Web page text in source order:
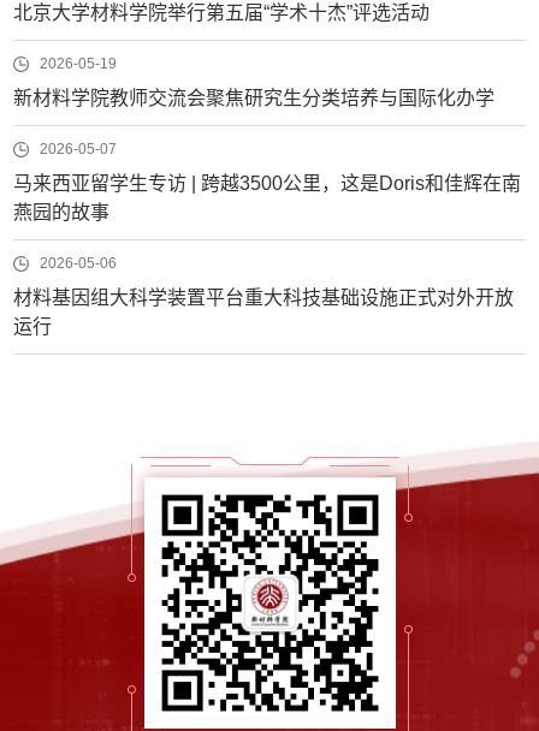
北京大学材料学院举行第五届“学术十杰”评选活动
2026-05-19
新材料学院教师交流会聚焦研究生分类培养与国际化办学
2026-05-07
马来西亚留学生专访 | 跨越3500公里，这是Doris和佳辉在南
燕园的故事
2026-05-06
材料基因组大科学装置平台重大科技基础设施正式对外开放
运行